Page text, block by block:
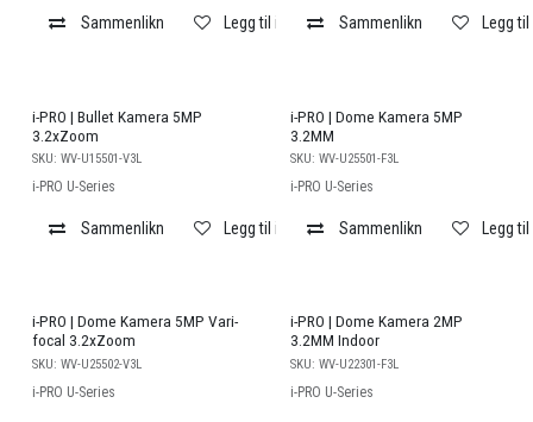
Sammenlikn Legg til i ønskelisteSammenlikn Legg
i-PRO | Bullet Kamera 5MP
3.2xZoom
SKU: WV-U15501-V3L
i-PRO U-Series
Sammenlikn Legg til i ønskeliste
i-PRO | Dome Kamera 5MP
3.2MM
SKU: WV-U25501-F3L
i-PRO U-Series
Sammenlikn Legg
i-PRO | Dome Kamera 5MP Vari-
focal 3.2xZoom
SKU: WV-U25502-V3L
i-PRO U-Series
i-PRO | Dome Kamera 2MP
3.2MM Indoor
SKU: WV-U22301-F3L
i-PRO U-Series